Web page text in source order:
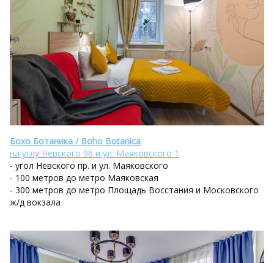
Бохо Ботаника / Boho Botanica
на углу Невского 96 и ул. Маяковского 1
- угол Невского пр. и ул. Маяковского
- 100 метров до метро Маяковская
- 300 метров до метро Площадь Восстания и Московского
ж/д вокзала